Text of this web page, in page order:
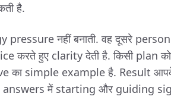
है.
pressure नहीं बनाती. वह दूसरे
करते हुए clarity देती है. किसी plan
का simple example है. Result
answers में starting और guiding